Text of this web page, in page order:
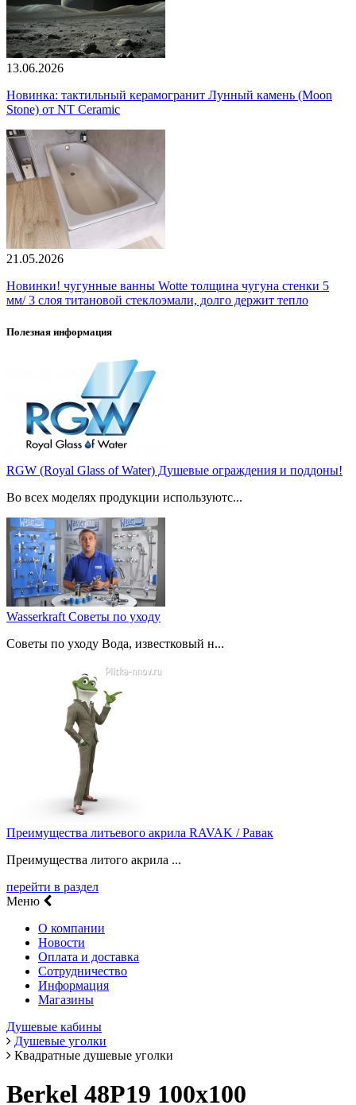
13.06.2026
Новинка: тактильный керамогранит Лунный камень (Moon
Stone) от NT Ceramic
21.05.2026
Новинки! чугунные ванны Wotte толщина чугуна стенки 5
мм/ 3 слоя титановой стеклоэмали, долго держит тепло
Полезная информация
RGW (Royal Glass of Water) Душевые ограждения и поддоны!
Во всех моделях продукции используютс...
Wasserkraft Советы по уходу
Советы по уходу Вода, известковый н...
Преимущества литьевого акрила RAVAK / Равак
Преимущества литого акрила ...
перейти в раздел
Меню
О компании
Новости
Оплата и доставка
Сотрудничество
Информация
Магазины
Душевые кабины
Душевые уголки
Квадратные душевые уголки
Berkel 48P19 100х100